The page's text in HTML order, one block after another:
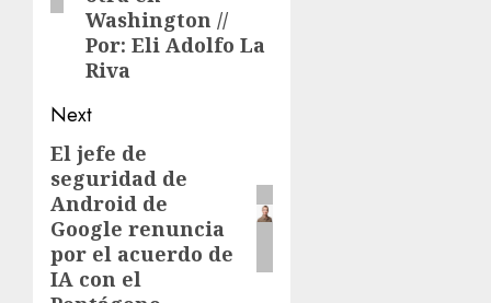
Washington //
Por: Eli Adolfo La
Riva
Next
Next
post:
El jefe de
seguridad de
Android de
Google renuncia
por el acuerdo de
IA con el